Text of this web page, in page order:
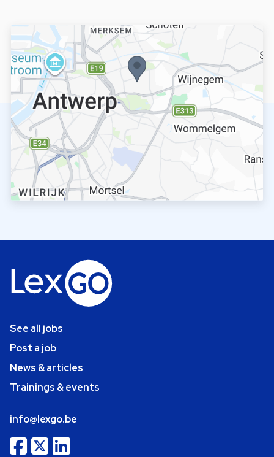
See all jobs
Post a job
News & articles
Trainings & events
info@lexgo.be